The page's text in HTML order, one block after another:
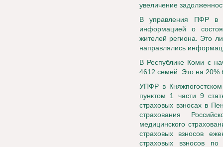
увеличение
В управления ПФР в
информацией о
жителей региона. Это
направлялись
В Республике Коми с
4612 семей. Это на 20%
УПФР в Княжпогостском
пунктом 1 части 9
страховых взносах в
страхования
медицинского
страховых взносов
страховых взносов